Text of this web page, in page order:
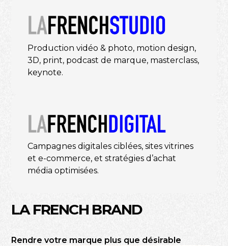
Production vidéo & photo, motion design,
3D, print, podcast de marque, masterclass,
keynote.
Campagnes digitales ciblées, sites vitrines
et e-commerce, et stratégies d’achat
média optimisées.
LA FRENCH BRAND
Rendre votre marque plus que désirable